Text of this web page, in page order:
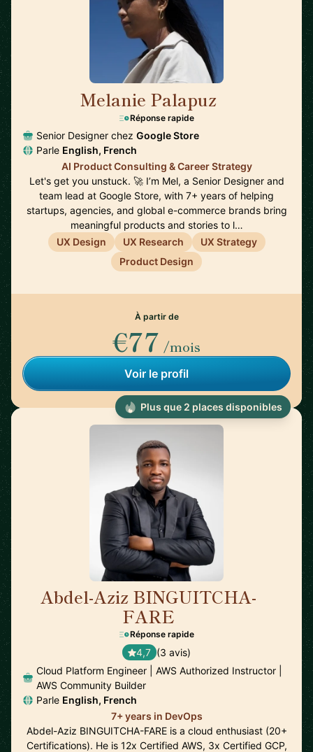
Melanie Palapuz
Réponse rapide
Senior Designer chez Google Store
Parle English, French
AI Product Consulting & Career Strategy
Let's get you unstuck. 🚀 I’m Mel, a Senior Designer and
team lead at Google Store, with 7+ years of helping
startups, agencies, and global e-commerce brands bring
meaningful products and stories to l…
UX Design
UX Research
UX Strategy
Product Design
À partir de
€77 /mois
Voir le profil
Abdel-Aziz BINGUITCHA-
FARE
Réponse rapide
4,7 (3 avis)
Cloud Platform Engineer | AWS Authorized Instructor |
AWS Community Builder
Parle English, French
7+ years in DevOps
Abdel-Aziz BINGUITCHA-FARE is a cloud enthusiast (20+
Certifications). He is 12x Certified AWS, 3x Certified GCP,
Plus que 2 places disponibles